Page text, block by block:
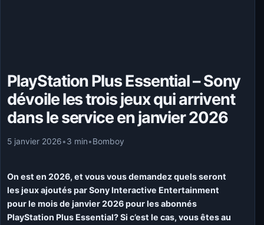
PlayStation Plus Essential – Sony
dévoile les trois jeux qui arrivent
dans le service en janvier 2026
5 janvier 2026•3 min•Bomboy
On est en 2026, et vous vous demandez quels seront
les jeux ajoutés par Sony Interactive Entertainment
pour le mois de janvier 2026 pour les abonnés
PlayStation Plus Essential? Si c’est le cas, vous êtes au